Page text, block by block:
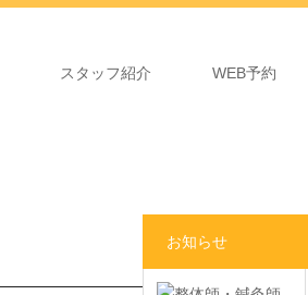
スタッフ紹介 WEB予約
お知らせ